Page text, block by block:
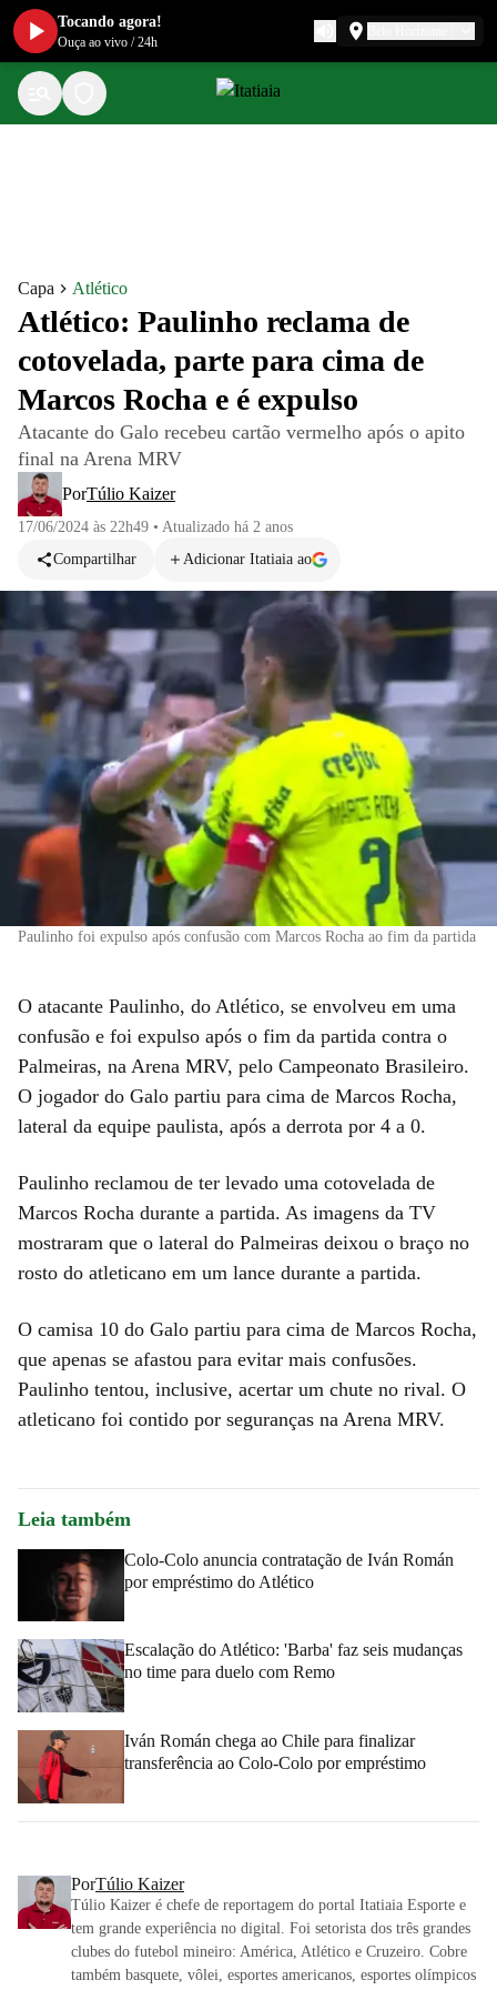
Capa Atlético
Atlético: Paulinho reclama de
cotovelada, parte para cima de
Marcos Rocha e é expulso
Atacante do Galo recebeu cartão vermelho após o apito
final na Arena MRV
PorTúlio Kaizer
17/06/2024 às 22h49 • Atualizado há 2 anos
Compartilhar
Adicionar Itatiaia ao
Paulinho foi expulso após confusão com Marcos Rocha ao fim da partida
O atacante Paulinho, do Atlético, se envolveu em uma
confusão e foi expulso após o fim da partida contra o
Palmeiras, na Arena MRV, pelo Campeonato Brasileiro.
O jogador do Galo partiu para cima de Marcos Rocha,
lateral da equipe paulista, após a derrota por 4 a 0.
Paulinho reclamou de ter levado uma cotovelada de
Marcos Rocha durante a partida. As imagens da TV
mostraram que o lateral do Palmeiras deixou o braço no
rosto do atleticano em um lance durante a partida.
O camisa 10 do Galo partiu para cima de Marcos Rocha,
que apenas se afastou para evitar mais confusões.
Paulinho tentou, inclusive, acertar um chute no rival. O
atleticano foi contido por seguranças na Arena MRV.
Leia também
Colo-Colo anuncia contratação de Iván Román
por empréstimo do Atlético
Escalação do Atlético: 'Barba' faz seis mudanças
no time para duelo com Remo
Iván Román chega ao Chile para finalizar
transferência ao Colo-Colo por empréstimo
PorTúlio Kaizer
Túlio Kaizer é chefe de reportagem do portal Itatiaia Esporte e
tem grande experiência no digital. Foi setorista dos três grandes
clubes do futebol mineiro: América, Atlético e Cruzeiro. Cobre
também basquete, vôlei, esportes americanos, esportes olímpicos
Tocando agora!
Ouça ao vivo /24h